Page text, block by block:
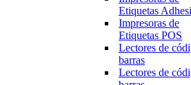
Etiquetas
Impresoras de
Etiquetas POS
Lectores de
barras
Lectores de